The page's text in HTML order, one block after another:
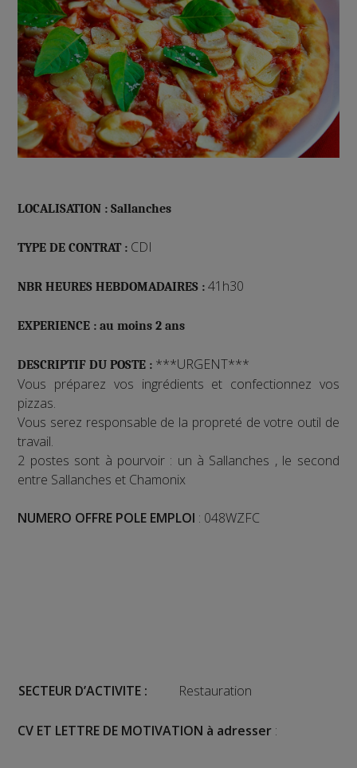
LOCALISATION : Sallanches
TYPE DE CONTRAT : CDI
NBR HEURES HEBDOMADAIRES : 41h30
EXPERIENCE : au moins 2 ans
DESCRIPTIF DU POSTE : ***URGENT***
Vous préparez vos ingrédients et confectionnez vos
pizzas.
Vous serez responsable de la propreté de votre outil de
travail.
2 postes sont à pourvoir : un à Sallanches , le second
entre Sallanches et Chamonix
NUMERO OFFRE POLE EMPLOI : 048WZFC
SECTEUR D’ACTIVITE : Restauration
CV ET LETTRE DE MOTIVATION à adresser :